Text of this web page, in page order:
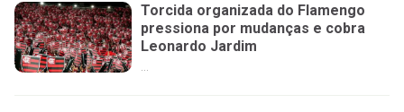
Torcida organizada do Flamengo
pressiona por mudanças e cobra
Leonardo Jardim